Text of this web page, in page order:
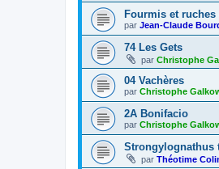
Fourmis et ruches
par Jean-Claude
74 Les Gets
par Christophe
04 Vachères
par Christophe
2A Bonifacio
par Christophe
Strongylognathus
par Théotime